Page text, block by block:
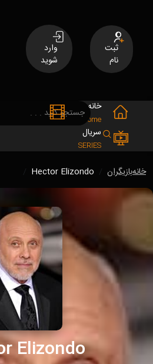
ثبت
نام
وارد
شوید
خانه
Home
سریال
SERIES
خانهبازیگران Hector Elizondo
Elizondo